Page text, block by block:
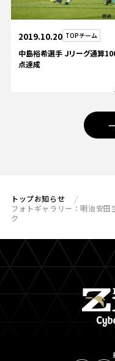
2019.10.20 TOPチーム
中島裕希選手 Ｊリーグ通算
点達成
トップお知らせ
フォトギャラリー：明治安
ク